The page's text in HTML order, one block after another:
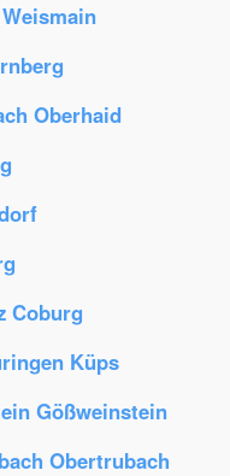
Oberhaid
Coburg
Küps
Gößweinstein
Obertrubach